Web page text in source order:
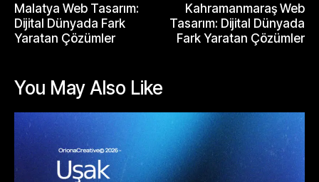
Malatya Web Tasarım:
Dijital Dünyada Fark
Yaratan Çözümler
Kahramanmaraş Web
Tasarım: Dijital Dünyada
Fark Yaratan Çözümler
You May Also Like